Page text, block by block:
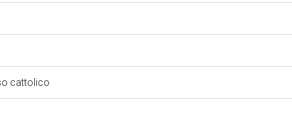
cattolico